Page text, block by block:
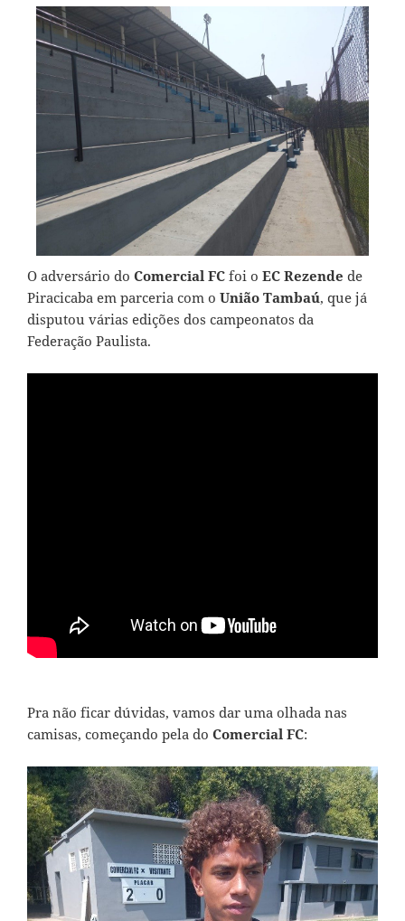
O adversário do Comercial FC foi o EC Rezende de
Piracicaba em parceria com o União Tambaú, que já
disputou várias edições dos campeonatos da
Federação Paulista.
Pra não ficar dúvidas, vamos dar uma olhada nas
camisas, começando pela do Comercial FC: